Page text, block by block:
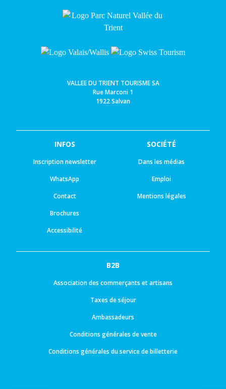
VALLEE DU TRIENT TOURISME SA
Rue Marconi 1
1922 Salvan
INFOS
Inscription newsletter
WhatsApp
Contact
Brochures
Accessibilité
SOCIÉTÉ
Dans les médias
Emploi
Mentions légales
B2B
Association des commerçants et artisans
Taxes de séjour
Ambassadeurs
Conditions générales de vente
Conditions générales du service de billetterie